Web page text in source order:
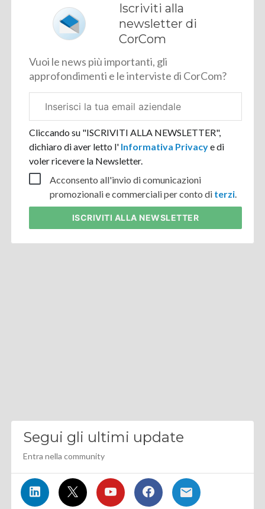
Iscriviti alla
newsletter di
CorCom
Vuoi le news più importanti, gli
approfondimenti e le interviste di CorCom?
aziendale
Cliccando su "ISCRIVITI ALLA NEWSLETTER",
dichiaro di aver letto l' Informativa Privacye di
voler ricevere la Newsletter.
Acconsento all'invio di comunicazioni
promozionali e commerciali per conto di terzi
ISCRIVITI ALLA NEWSLETTER
Segui gli ultimi update
Entra nella community